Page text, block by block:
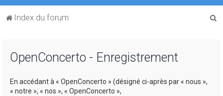
Index du forum
OpenConcerto - Enregistrement
En accédant à « OpenConcerto » (désigné ci-après par « nous »,
« notre », « nos », « OpenConcerto »,